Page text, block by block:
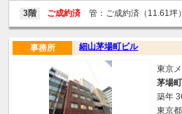
3階 ご成約済 管：ご成約済（11.61坪）
細山茅場町ビル
事務所
東京
茅場
築年
東京